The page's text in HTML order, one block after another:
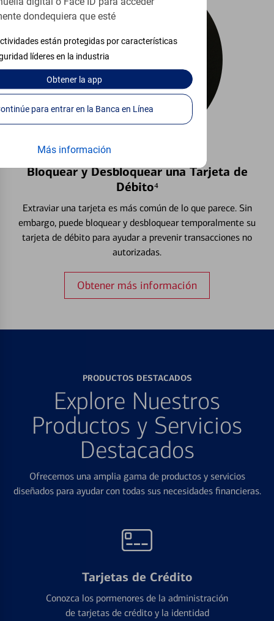
dondequiera que esté
están protegidas por características
líderes en la industria
Obtenerla app
Continúe para entrar en la Banca en Línea
Más información
Bloquear y Desbloquear una Tarjeta de
Débito⁴
Extraviar una tarjeta es más común de lo que parece. Sin
embargo, puede bloquear y desbloquear temporalmente su
tarjeta de débito para ayudar a prevenir transacciones no
autorizadas.
Obtener más información
PRODUCTOS DESTACADOS
Explore Nuestros
Productos y Servicios
Destacados
Ofrecemos una amplia gama de productos y servicios
diseñados para ayudar con todas sus necesidades financieras.
Tarjetas de Crédito
Conozca los pormenores de la administración
de tarjetas de crédito y la identidad